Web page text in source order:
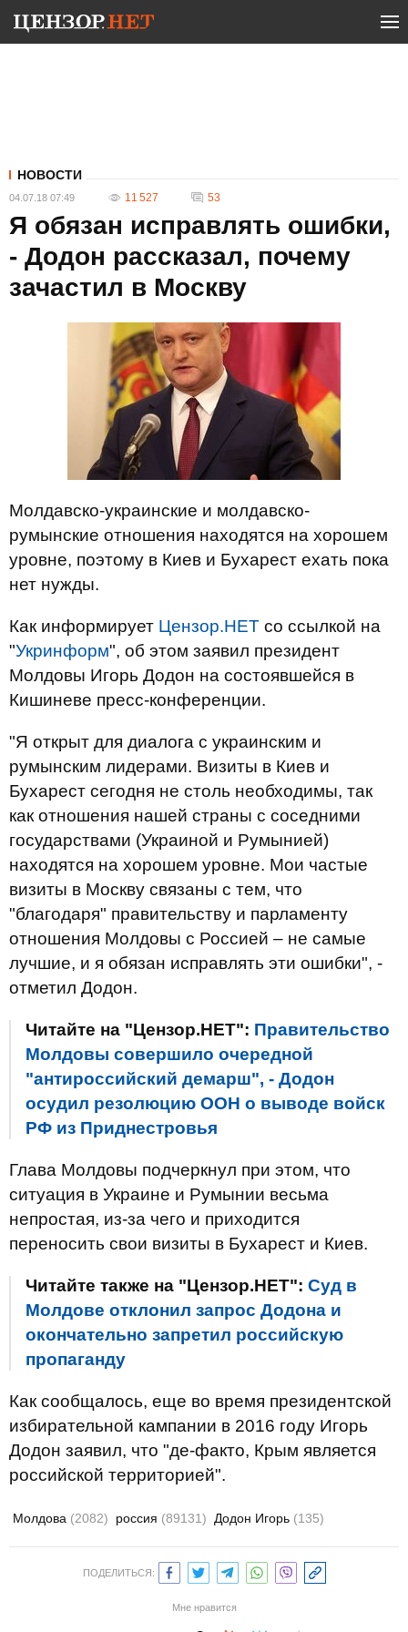
НОВОСТИ
04.07.18 07:49 11 527 53
Я обязан исправлять ошибки,
- Додон рассказал, почему
зачастил в Москву
Молдавско-украинские и молдавско-
румынские отношения находятся на хорошем
уровне, поэтому в Киев и Бухарест ехать пока
нет нужды.
Как информирует Цензор.НЕТ со ссылкой на
"Укринформ", об этом заявил президент
Молдовы Игорь Додон на состоявшейся в
Кишиневе пресс-конференции.
"Я открыт для диалога с украинским и
румынским лидерами. Визиты в Киев и
Бухарест сегодня не столь необходимы, так
как отношения нашей страны с соседними
государствами (Украиной и Румынией)
находятся на хорошем уровне. Мои частые
визиты в Москву связаны с тем, что
"благодаря" правительству и парламенту
отношения Молдовы с Россией – не самые
лучшие, и я обязан исправлять эти ошибки", -
отметил Додон.
Читайте на "Цензор.НЕТ": Правительство
Молдовы совершило очередной
"антироссийский демарш", - Додон
осудил резолюцию ООН о выводе войск
РФ из Приднестровья
Глава Молдовы подчеркнул при этом, что
ситуация в Украине и Румынии весьма
непростая, из-за чего и приходится
переносить свои визиты в Бухарест и Киев.
Читайте также на "Цензор.НЕТ": Суд в
Молдове отклонил запрос Додона и
окончательно запретил российскую
пропаганду
Как сообщалось, еще во время президентской
избирательной кампании в 2016 году Игорь
Додон заявил, что "де-факто, Крым является
российской территорией".
Молдова (2082) россия (89131) Додон Игорь (135)
ПОДЕЛИТЬСЯ:
Мне нравится